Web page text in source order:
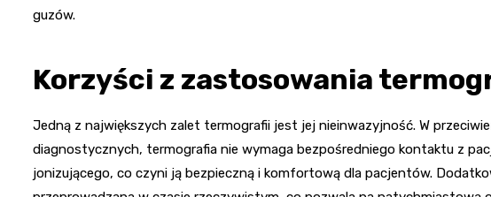
guzów.
Korzyści z zastosowania
Jedną z największych zalet termografii jest jej nieinwazyjność. W
diagnostycznych, termografia nie wymaga bezpośredniego kontaktu z
jonizującego, co czyni ją bezpieczną i komfortową dla pacjentów.